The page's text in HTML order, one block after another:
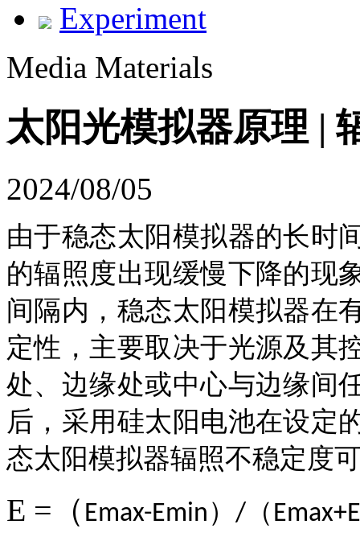
Experiment
Media Materials
太阳光模拟器原理 |
2024/08/05
由于稳态太阳模拟器的长时
的辐照度出现缓慢下降的现
间隔内，稳态太阳模拟器在
定性，主要取决于光源及其
处、边缘处或中心与边缘间
后，采用硅太阳电池在设定
态太阳模拟器辐照不稳定度
E = （ Emax-Emin ） / （ Emax+